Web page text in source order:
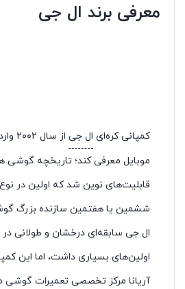
معرفی برند ال جی
کمپانی کره‌ای ال جی
از
موبایل معرفی کند؛ تاریخچه گوشی
قابلیت‌های نوین شد که اولین در
ششمین یا هفتمین سازنده بزرگ
ال جی سابقه‌ای درخشان و طولانی در
اولین‌های بسیاری داشت، اما این
آریانا مرکز تخصصی تعمیرات گوشی